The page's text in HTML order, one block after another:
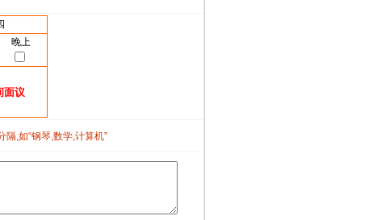
晚上
面议
隔,如“钢琴,数学,计算机”